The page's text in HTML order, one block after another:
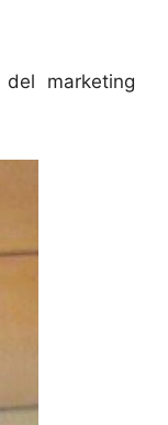
marketing